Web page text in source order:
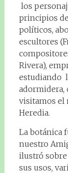
los
principios
políticos,
escultores
Rivera),
estudiando
adormidera,
visitamos el
Heredia.
La botánica
nuestro
ilustró
sus usos,